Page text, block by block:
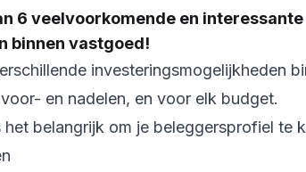
6 veelvoorkomende en interessante
binnen vastgoed!
investeringsmogelijkheden
en nadelen, en voor elk budget.
belangrijk om je beleggersprofiel te